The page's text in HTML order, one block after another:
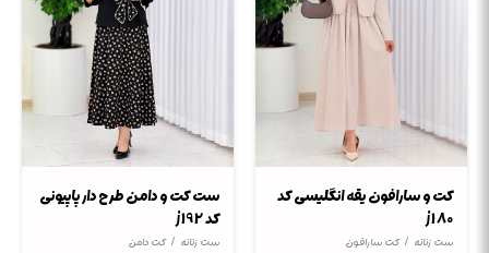
کت و سارافون یقه انگلیسی کد
j180
ست زنانه کت سارافون
ست کت و دامن طرح دار پاپیونی
کد j192
ست زنانه کت دامن